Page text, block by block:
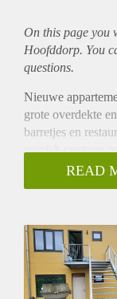
On this page you
Hoofddorp. You
questions.
Nieuwe
grote overdekte
barretjes en
muziek centrum
supermarkten op
Prima
Het appartement
badkamer met
open keuken met
Het is gebouwd
READ